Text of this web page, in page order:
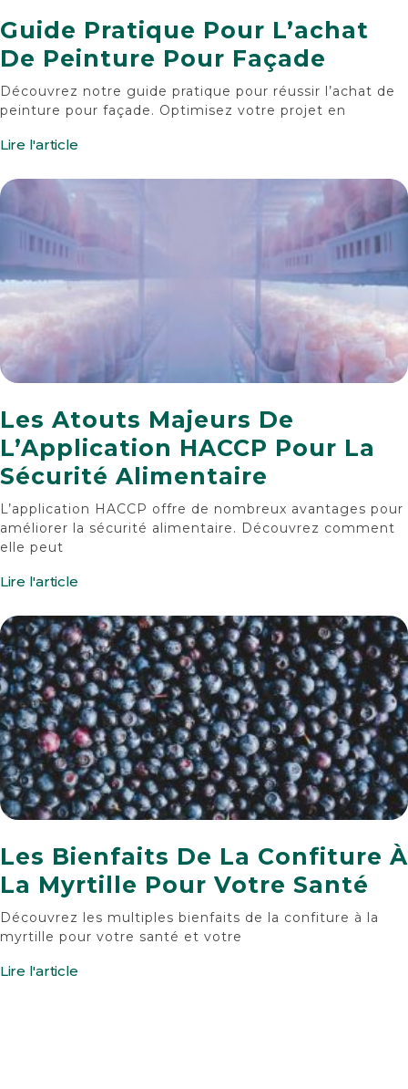
Guide Pratique Pour L’achat
De Peinture Pour Façade
Découvrez notre guide pratique pour réussir l’achat de
peinture pour façade. Optimisez votre projet en
Lire l'article
Les Atouts Majeurs De
L’Application HACCP Pour La
Sécurité Alimentaire
L’application HACCP offre de nombreux avantages pour
améliorer la sécurité alimentaire. Découvrez comment
elle peut
Lire l'article
Les Bienfaits De La Confiture À
La Myrtille Pour Votre Santé
Découvrez les multiples bienfaits de la confiture à la
myrtille pour votre santé et votre
Lire l'article